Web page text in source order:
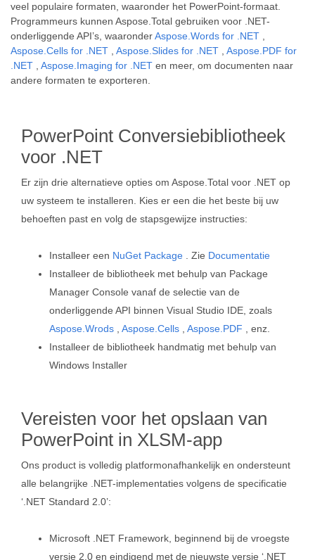
veel populaire formaten, waaronder het PowerPoint-formaat.
Programmeurs kunnen Aspose.Total gebruiken voor .NET-
onderliggende API’s, waaronderAspose.Words for .NET
Aspose.Cells for .NET
Aspose.Slides for .NET
Aspose.PDF for
.NET
Aspose.Imaging for .NET en meer, om documenten naar
andere formaten te exporteren.
PowerPoint Conversiebibliotheek
voor .NET
Er zijn drie alternatieve opties om Aspose.Total voor .NET op
uw systeem te installeren. Kies er een die het beste bij uw
behoeften past en volg de stapsgewijze instructies:
Installeer een NuGet Package . Zie Documentatie
Installeer de bibliotheek met behulp van Package
Manager Console vanaf de selectie van de
onderliggende API binnen Visual Studio IDE, zoals
Aspose.Wrods
Aspose.Cells Aspose.PDF , enz.
Installeer de bibliotheek handmatig met behulp van
Windows Installer
Vereisten voor het opslaan van
PowerPoint in XLSM-app
Ons product is volledig platformonafhankelijk en ondersteunt
alle belangrijke .NET-implementaties volgens de specificatie
‘.NET Standard 2.0’:
Microsoft .NET Framework, beginnend bij de vroegste
versie 2.0 en eindigend met de nieuwste versie ‘.NET